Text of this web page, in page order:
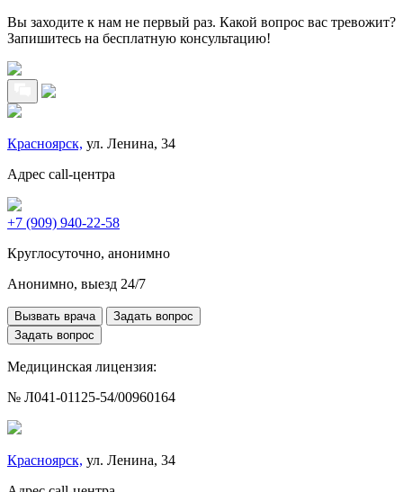
Вы заходите к нам не первый раз. Какой вопрос вас тревожит?
Запишитесь на бесплатную консультацию!
Красноярск, ул. Ленина, 34
Адрес call-центра
+7 (909) 940-22-58
Круглосуточно, анонимно
Анонимно, выезд 24/7
Вызвать врача
Задать вопрос
Задать вопрос
Медицинская лицензия:
№ Л041-01125-54/00960164
Красноярск, ул. Ленина, 34